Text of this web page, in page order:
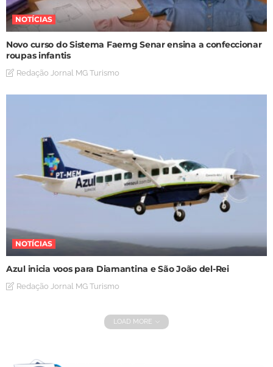
NOTÍCIAS
Novo curso do Sistema Faemg Senar ensina a confeccionar
roupas infantis
Redação Jornal MG Turismo
NOTÍCIAS
Azul inicia voos para Diamantina e São João del-Rei
Redação Jornal MG Turismo
LOAD MORE